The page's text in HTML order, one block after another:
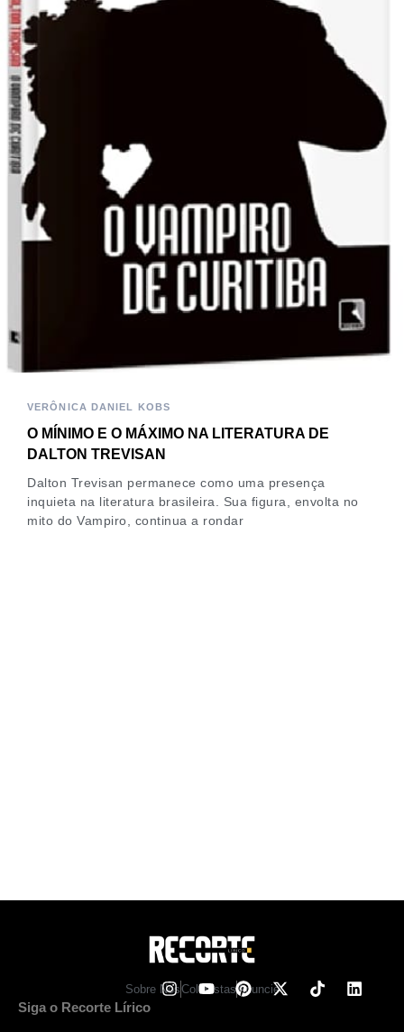
VERÔNICA DANIEL KOBS
O MÍNIMO E O MÁXIMO NA LITERATURA DE
DALTON TREVISAN
Dalton Trevisan permanece como uma presença
inquieta na literatura brasileira. Sua figura, envolta no
mito do Vampiro, continua a rondar
Sobre NosColunistasAnuncie
Siga o Recorte Lírico